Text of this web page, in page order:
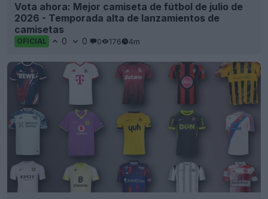
Vota ahora: Mejor camiseta de fútbol de julio de
2026 - Temporada alta de lanzamientos de
camisetas
OFICIAL 0 0 0 176 4m